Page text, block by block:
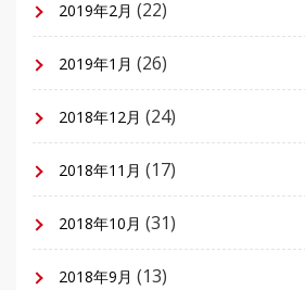
2019年2月 (22)
2019年1月 (26)
2018年12月 (24)
2018年11月 (17)
2018年10月 (31)
2018年9月 (13)